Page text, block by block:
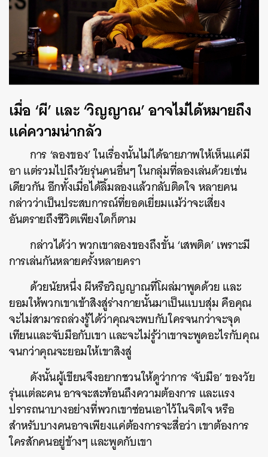
เมื่อ ‘ผี’ และ ‘วิญญาณ’ อาจไม่ได้หมายถึง
แค่ความน่ากลัว
การ ‘ลองของ’ ในเรื่องนั้นไม่ได้ฉายภาพให้เห็นแค่มี
อา แต่รวมไปถึงวัยรุ่นคนอื่นๆ ในกลุ่มที่ลองเล่นด้วยเช่น
เดียวกัน อีกทั้งเมื่อได้ลิ้มลองแล้วกลับติดใจ หลายคน
กล่าวว่าเป็นประสบการณ์ที่ยอดเยี่ยมแม้ว่าจะเสี่ยง
อันตรายถึงชีวิตเพียงใดก็ตาม
กล่าวได้ว่า พวกเขาลองของถึงขั้น ‘เสพติด’ เพราะมี
การเล่นกันหลายครั้งหลายครา
ด้วยนัยหนึ่ง ผีหรือวิญญาณที่โผล่มาพูดด้วย และ
ยอมให้พวกเขาเข้าสิงสู่ร่างกายนั้นมาเป็นแบบสุ่ม คือคุณ
จะไม่สามารถล่วงรู้ได้ว่าคุณจะพบกับใครจนกว่าจะจุด
เทียนและจับมือกับเขา และจะไม่รู้ว่าเขาจะพูดอะไรกับคุณ
จนกว่าคุณจะยอมให้เขาสิงสู่
ดังนั้นผู้เขียนจึงอยากชวนให้ดูว่าการ ‘จับมือ’ ของวัย
รุ่นแต่ละคน อาจจะสะท้อนถึงความต้องการ และแรง
ปรารถนาบางอย่างที่พวกเขาซ่อนเอาไว้ในจิตใจ หรือ
สำหรับบางคนอาจเพียงแค่ต้องการจะสื่อว่า เขาต้องการ
ใครสักคนอยู่ข้างๆ และพูดกับเขา